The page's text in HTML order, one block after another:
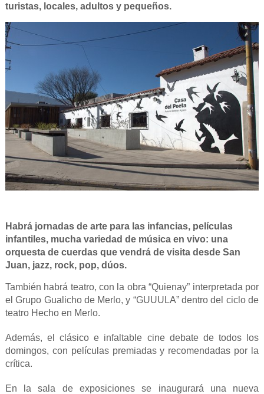
turistas, locales, adultos y pequeños.
Habrá jornadas de arte para las infancias, películas
infantiles, mucha variedad de música en vivo: una
orquesta de cuerdas que vendrá de visita desde San
Juan, jazz, rock, pop, dúos.
También habrá teatro, con la obra “Quienay” interpretada por
el Grupo Gualicho de Merlo, y “GUUULA” dentro del ciclo de
teatro Hecho en Merlo.
Además, el clásico e infaltable cine debate de todos los
domingos, con películas premiadas y recomendadas por la
crítica.
En la sala de exposiciones se inaugurará una nueva